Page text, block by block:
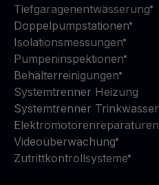
Tiefgaragenentwässerung
Doppelpumpstationen
Isolationsmessungen
Pumpeninspektionen
Behälterreinigungen
Systemtrenner Heizung
Systemtrenner Trinkwasser
Elektromotorenreparaturen
Videoüberwachung
Zutrittkontrollsysteme